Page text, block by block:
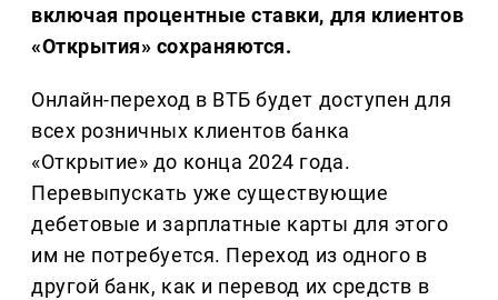
включая процентные ставки, для клиентов
«Открытия» сохраняются.
Онлайн-переход в ВТБ будет доступен для
всех розничных клиентов банка
«Открытие» до конца 2024 года.
Перевыпускать уже существующие
дебетовые и зарплатные карты для этого
им не потребуется. Переход из одного в
другой банк, как и перевод их средств в